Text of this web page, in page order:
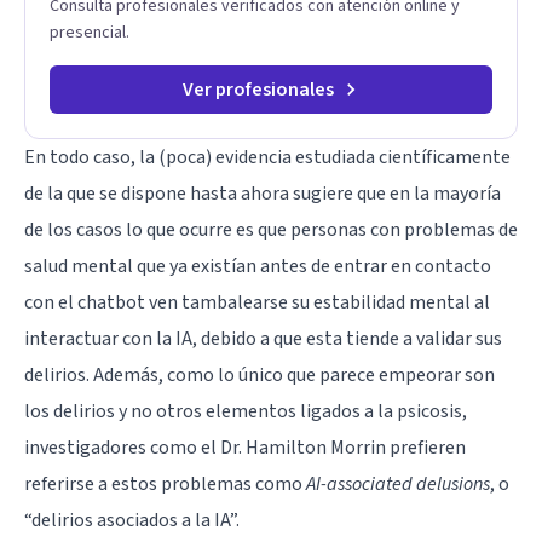
primer paso hacia una convivencia familiar más armoniosa,
agenda tu sesión y empecemos a trabajar juntos.
Consulta profesionales verificados con atención online y
presencial.
Ver profesionales
En todo caso, la (poca) evidencia estudiada científicamente
de la que se dispone hasta ahora sugiere que en la mayoría
de los casos lo que ocurre es que personas con problemas de
salud mental que ya existían antes de entrar en contacto
con el chatbot ven tambalearse su estabilidad mental al
interactuar con la IA, debido a que esta tiende a validar sus
delirios. Además, como lo único que parece empeorar son
los delirios y no otros elementos ligados a la psicosis,
investigadores como el Dr. Hamilton Morrin prefieren
referirse a estos problemas comoAI-associated delusions, o
“delirios asociados a la IA”.